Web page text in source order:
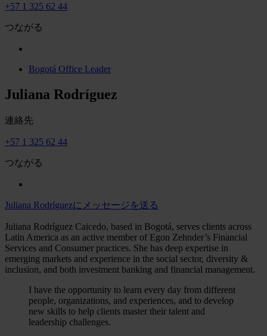
+57 1 325 62 44
つながる
Bogotá Office Leader
Juliana Rodríguez
連絡先
+57 1 325 62 44
つながる
Juliana Rodríguezにメッセージを送る
Juliana Rodríguez Caicedo, based in Bogotá, serves clients across
Latin America as an active member of Egon Zehnder’s Financial
Services and Consumer practices. She has deep expertise in
emerging markets and experience in the social sector, diversity &
inclusion, and both investment banking and financial management.
I have the opportunity to learn every day from different
people, organizations, and experiences, and to develop
new skills to help clients master their talent and
leadership challenges.